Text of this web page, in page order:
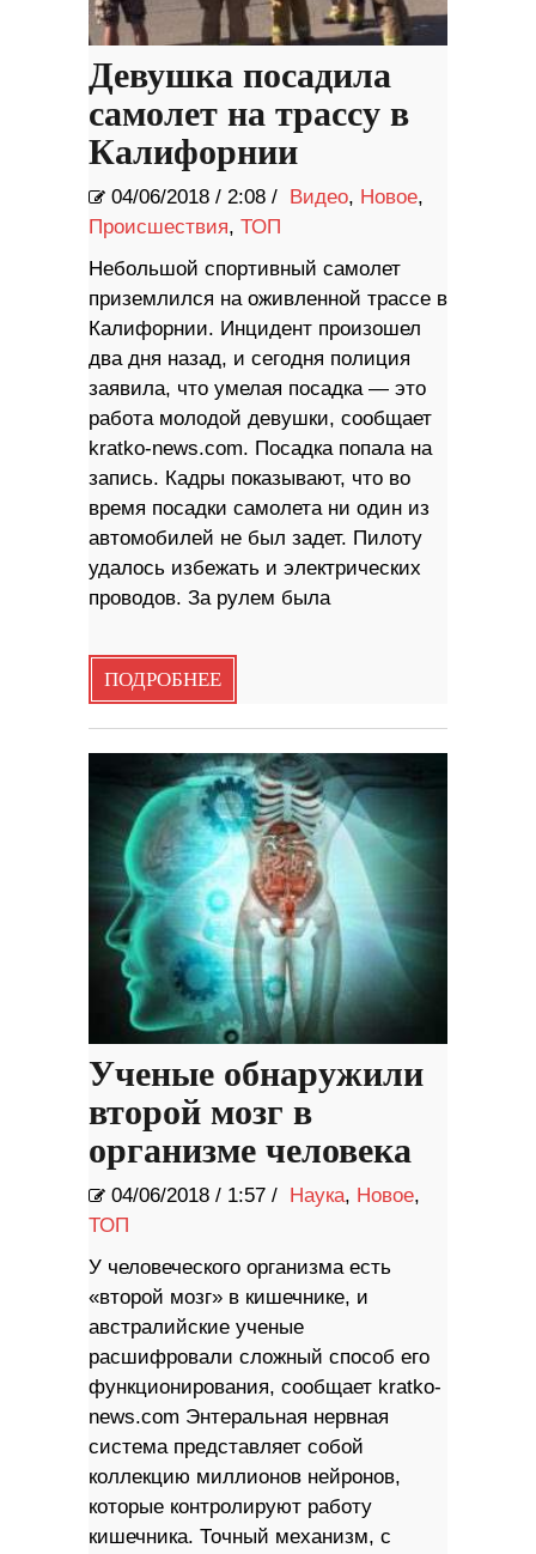
Девушка посадила
самолет на трассу в
Калифорнии
04/06/2018 / 2:08 / Видео, Новое,
Происшествия, ТОП
Небольшой спортивный самолет
приземлился на оживленной трассе в
Калифорнии. Инцидент произошел
два дня назад, и сегодня полиция
заявила, что умелая посадка — это
работа молодой девушки, сообщает
kratko-news.com. Посадка попала на
запись. Кадры показывают, что во
время посадки самолета ни один из
автомобилей не был задет. Пилоту
удалось избежать и электрических
проводов. За рулем была
ПОДРОБНЕЕ
Ученые обнаружили
второй мозг в
организме человека
04/06/2018 / 1:57 / Наука, Новое,
ТОП
У человеческого организма есть
«второй мозг» в кишечнике, и
австралийские ученые
расшифровали сложный способ его
функционирования, сообщает kratko-
news.com Энтеральная нервная
система представляет собой
коллекцию миллионов нейронов,
которые контролируют работу
кишечника. Точный механизм, с